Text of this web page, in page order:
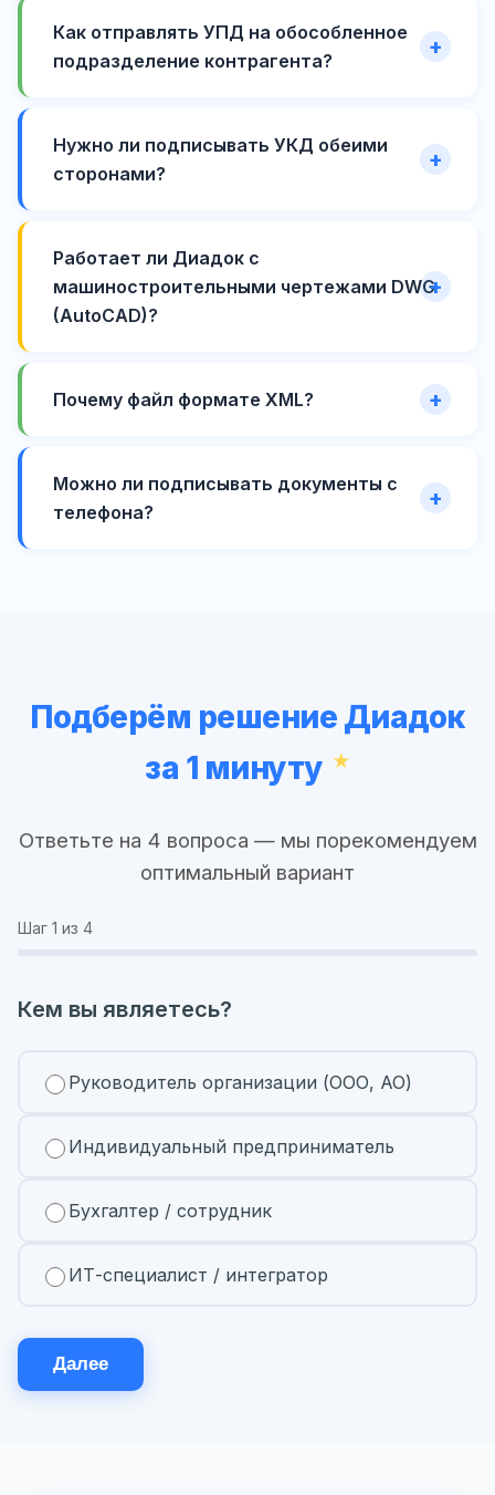
Как отправлять УПД на обособленное
подразделение контрагента?
Нужно ли подписывать УКД обеими
сторонами?
Работает ли Диадок с
машиностроительными чертежами DWG
(AutoCAD)?
Почему файл формате XML?
Можно ли подписывать документы с
телефона?
Подберём решение Диадок
за 1 минуту
Ответьте на 4 вопроса — мы порекомендуем
оптимальный вариант
Шаг 1 из 4
Кем вы являетесь?
Руководитель организации (ООО, АО)
Индивидуальный предприниматель
Бухгалтер / сотрудник
ИТ-специалист / интегратор
Далее